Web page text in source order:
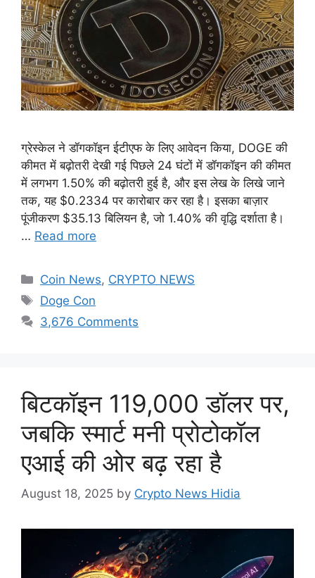
ग्रेस्केल ने डॉगकॉइन ईटीएफ के लिए आवेदन किया, DOGE की
कीमत में बढ़ोतरी देखी गई पिछले 24 घंटों में डॉगकॉइन की कीमत
में लगभग 1.50% की बढ़ोतरी हुई है, और इस लेख के लिखे जाने
तक, यह $0.2334 पर कारोबार कर रहा है। इसका बाज़ार
पूंजीकरण $35.13 बिलियन है, जो 1.40% की वृद्धि दर्शाता है।
… Read more
Categories
Coin News, CRYPTO NEWS
Tags
Doge Con
3,676 Comments
बिटकॉइन 119,000 डॉलर पर,
जबकि स्मार्ट मनी प्रोटोकॉल
एआई की ओर बढ़ रहा है
August 18, 2025 by Crypto News Hidia